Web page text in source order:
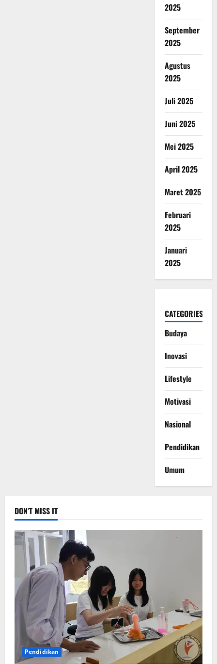
2025
September
2025
Agustus
2025
Juli 2025
Juni 2025
Mei 2025
April 2025
Maret 2025
Februari
2025
Januari
2025
CATEGORIES
Budaya
Inovasi
Lifestyle
Motivasi
Nasional
Pendidikan
Umum
DON'T MISS IT
Pendidikan